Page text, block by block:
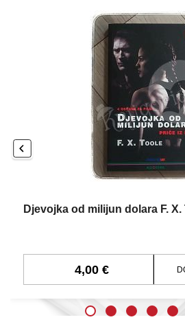
Djevojka od milijun dolara F. X.
4,00 €